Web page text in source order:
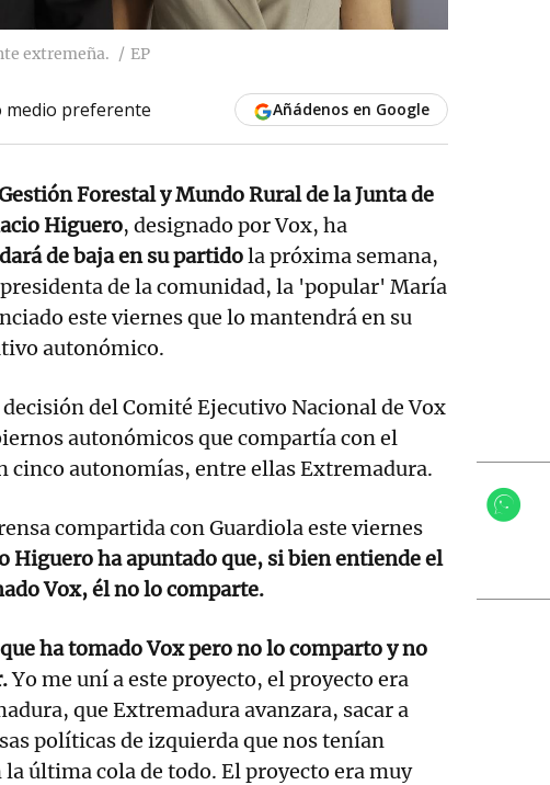
extremeña. EP
medio preferente Añádenos en Google
Forestal y Mundo Rural de la Junta de
Higuero, designado por Vox, ha
de baja en su partidola próxima semana,
presidenta de la comunidad, la 'popular' María
este viernes que lo mantendrá en su
autonómico.
del Comité Ejecutivo Nacional de Vox
autonómicos que compartía con el
cinco autonomías, entre ellas Extremadura.
compartida con Guardiola este viernes
Higuero ha apuntado que, si bien entiende el
Vox, él no lo comparte.
ha tomado Vox pero no lo comparto y no
Yo me uní a este proyecto, el proyecto era
que Extremadura avanzara, sacar a
políticas de izquierda que nos tenían
última cola de todo. El proyecto era muy